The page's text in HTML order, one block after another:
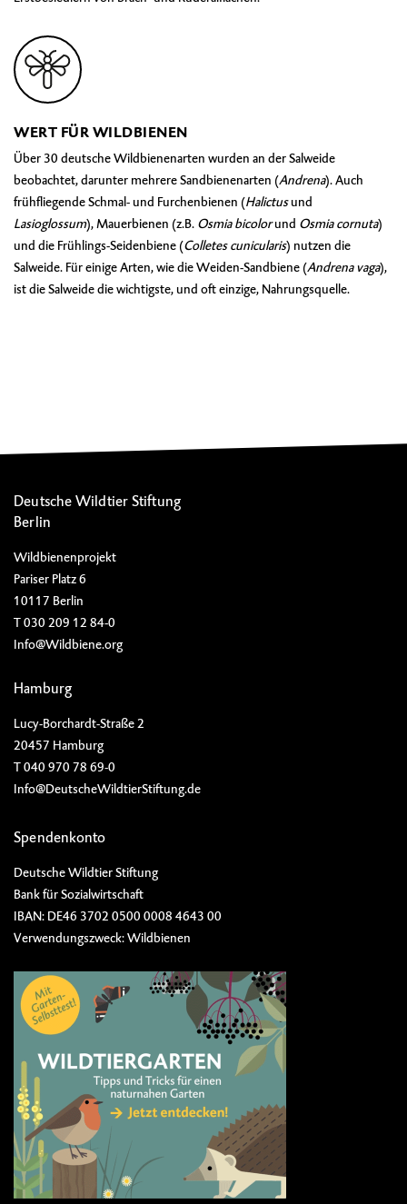
WERT FÜR WILDBIENEN
Über 30 deutsche Wildbienenarten wurden an der Salweide
beobachtet, darunter mehrere Sandbienenarten (Andrena). Auch
frühfliegende Schmal- und Furchenbienen (Halictusund
Lasioglossum), Mauerbienen (z.B. Osmia bicolorund Osmia cornuta)
und die Frühlings-Seidenbiene (Colletes cunicularis) nutzen die
Salweide. Für einige Arten, wie dieWeiden-Sandbiene (Andrena vaga),
ist die Salweide die wichtigste, und oft einzige, Nahrungsquelle.
Deutsche Wildtier Stiftung
Berlin
Wildbienenprojekt
Pariser Platz 6
10117 Berlin
T 030 209 12 84-0
Info@Wildbiene.org
Hamburg
Lucy-Borchardt-Straße 2
20457 Hamburg
T 040 970 78 69-0
Info@DeutscheWildtierStiftung.de
Spendenkonto
Deutsche Wildtier Stiftung
Bank für Sozialwirtschaft
IBAN: DE46 3702 0500 0008 4643 00
Verwendungszweck: Wildbienen